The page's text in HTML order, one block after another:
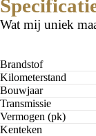
Wat mij uniek
Brandstof
Kilometerstand
Bouwjaar
Transmissie
Vermogen (pk)
Kenteken